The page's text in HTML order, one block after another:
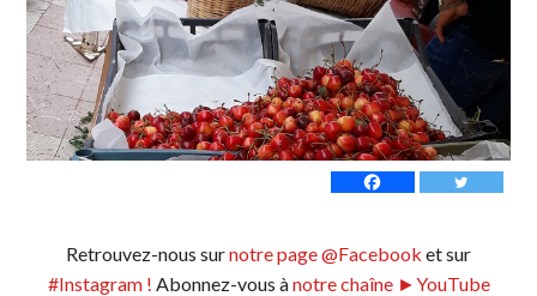
Retrouvez-nous surnotre page @Facebook et sur
#Instagram ! Abonnez-vous ànotre chaîne ►YouTube